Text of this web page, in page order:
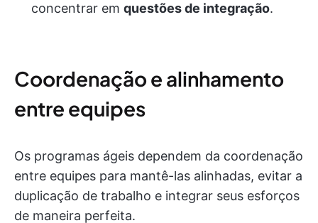
concentrar em questões de integração.
Coordenação e alinhamento
entre equipes
Os programas ágeis dependem da coordenação
entre equipes para mantê-las alinhadas, evitar a
duplicação de trabalho e integrar seus esforços
de maneira perfeita.